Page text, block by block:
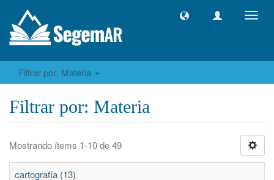
Filtrar por: Materia
Filtrar por: Materia
Mostrando ítems 1-10 de 49
cartografía (13)